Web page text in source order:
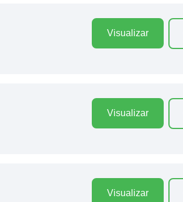
Visualizar
Visualizar
Visualizar